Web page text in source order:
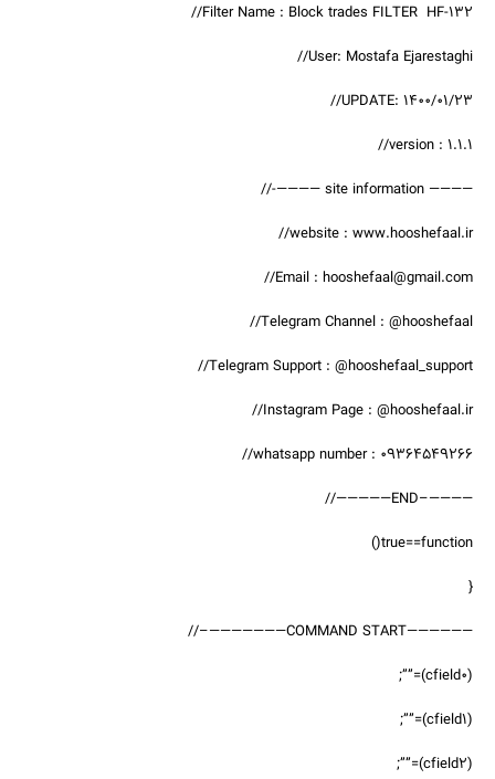
Filter Name : Block trades FILTER HF-132//
User: Mostafa Ejarestaghi//
UPDATE: 1400/01/23//
version : 1.1.1//
———— site information ————-//
website : www.hooshefaal.ir//
Email : hooshefaal@gmail.com//
Telegram Channel : @hooshefaal//
Telegram Support : @hooshefaal_support//
Instagram Page : @hooshefaal.ir//
whatsapp number : 09364549266//
————–END—————//
true==function()
{
——————COMMAND START———————–//
(cfield0)=””;
(cfield1)=””;
(cfield2)=””;